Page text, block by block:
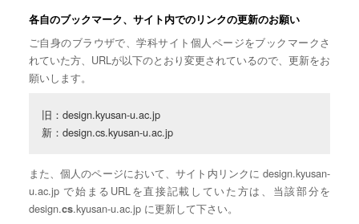
各自のブックマーク、サイト内でのリンクの更新のお願い
ご自身のブラウザで、学科サイト個人ページをブックマークさ
れていた方、URLが以下のとおり変更されているので、更新をお
願いします。
旧：design.kyusan-u.ac.jp
新：design.cs.kyusan-u.ac.jp
また、個人のページにおいて、サイト内リンクに design.kyusan-
u.ac.jp で始まるURLを直接記載していた方は、当該部分を
design.cs.kyusan-u.ac.jp に更新して下さい。